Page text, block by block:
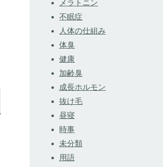
メラトニン
不眠症
人体の仕組み
体臭
健康
加齢臭
成長ホルモン
抜け毛
昼寝
時事
未分類
用語